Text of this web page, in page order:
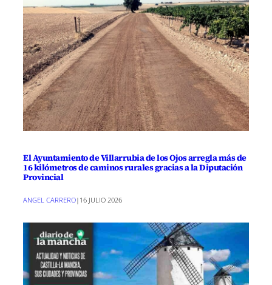
El Ayuntamiento de Villarrubia de los Ojos arregla más de
16 kilómetros de caminos rurales gracias a la Diputación
Provincial
ANGEL CARRERO| 16 JULIO 2026